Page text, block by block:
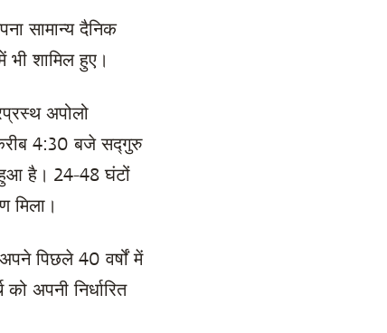
सामान्य दैनिक
भी शामिल हुए।
अपोलो
करीब 4:30 बजे सद्गुरु
है। 24-48 घंटों
मिला।
पिछले 40 वर्षों में
अपनी निर्धारित